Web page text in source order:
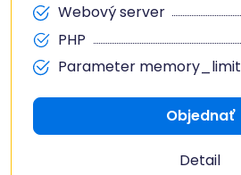
Webový server
PHP
Parameter memory_limit
Objednať
Detail